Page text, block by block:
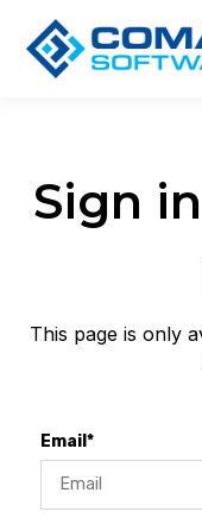
Sign
This page is only
Email*